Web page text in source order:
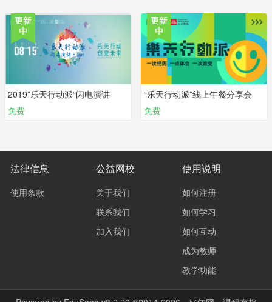
2019”乐天行动派“闪电演讲
免费
“乐天行动派”线上午餐分享会
免费
法律信息
使用条款
公益网校
关于我们
联系我们
加入我们
使用说明
如何注册
如何学习
如何互动
成为教师
教学功能